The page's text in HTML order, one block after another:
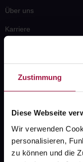
Zustimmung
Diese Webseite
Wir verwenden
personalisieren,
zu können und die
Über uns
Karriere
PAYBACK
Unsere Vorteile